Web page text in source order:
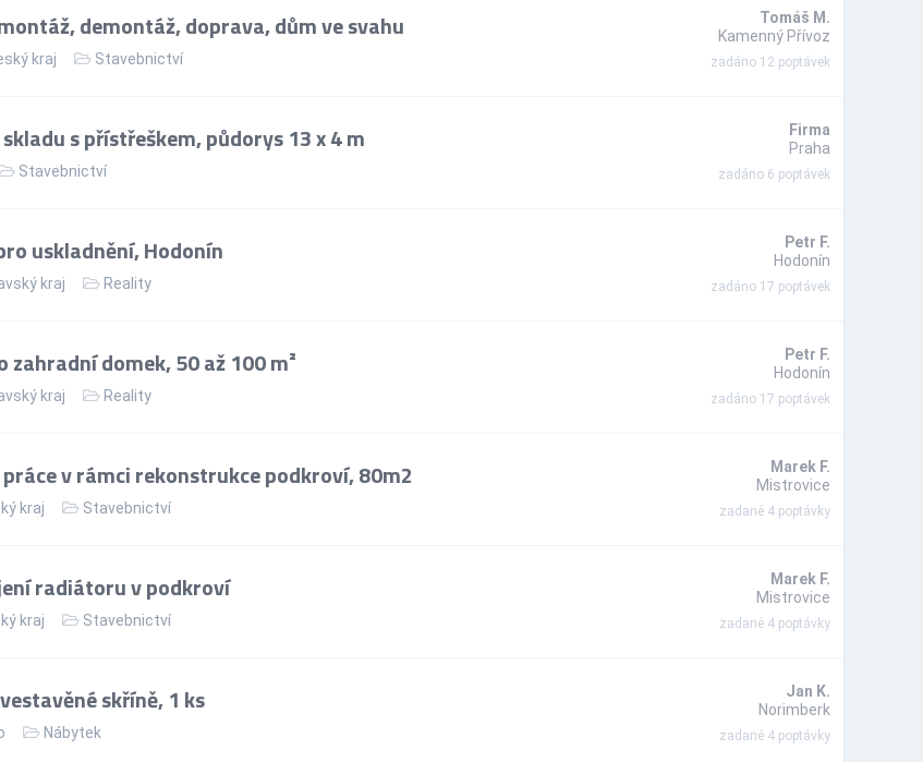
demontáž, doprava, dům ve svahu
kraj Stavebnictví
Tomáš M.
Kamenný Přívoz
zadáno 12 poptávek
s přístřeškem, půdorys 13 x 4 m
Stavebnictví
Firma
Praha
zadáno 6 poptávek
uskladnění, Hodonín
kraj Reality
Petr F.
Hodonín
zadáno 17 poptávek
domek, 50 až 100 m²
kraj Reality
Petr F.
Hodonín
zadáno 17 poptávek
v rámci rekonstrukce podkroví, 80m2
kraj Stavebnictví
Marek F.
Mistrovice
zadané 4 poptávky
radiátoru v podkroví
kraj Stavebnictví
Marek F.
Mistrovice
zadané 4 poptávky
skříně, 1 ks
Nábytek
Jan K.
Norimberk
zadané 4 poptávky